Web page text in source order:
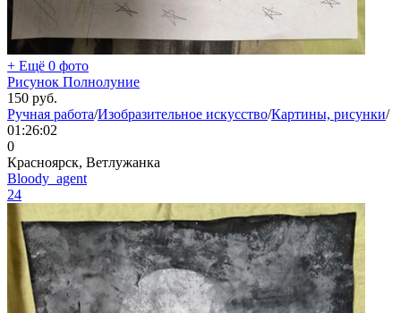
+ Ещё 0 фото
Рисунок Полнолуние
150 руб.
Ручная работа/Изобразительное искусство/Картины, рисунки/
01:26:02
0
Красноярск, Ветлужанка
Bloody_agent
24